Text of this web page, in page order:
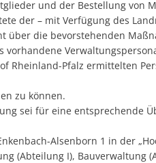
und der Bestellung von
der – mit Verfügung des
über die bevorstehenden
vorhandene
Rheinland-Pfalz ermittelten
zu können.
sei für eine entsprechende
Alsenborn 1 in der
(Abteilung I), Bauverwaltung